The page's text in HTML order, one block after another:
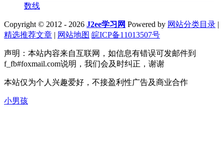
数线
Copyright © 2012 - 2026 J2ee学习网 Powered by 网站分类目录 |
精选推荐文章 | 网站地图 皖ICP备11013507号
声明：本站内容来自互联网，如信息有错误可发邮件到
f_fb#foxmail.com说明，我们会及时纠正，谢谢
本站仅为个人兴趣爱好，不接盈利性广告及商业合作
小男孩